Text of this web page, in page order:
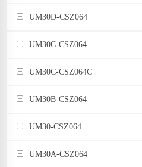
UM30D-CSZ064
UM30C-CSZ064
UM30C-CSZ064C
UM30B-CSZ064
UM30-CSZ064
UM30A-CSZ064